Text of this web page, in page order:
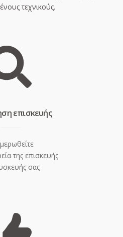
τεχνικούς.
επισκευής
της επισκευής
σας